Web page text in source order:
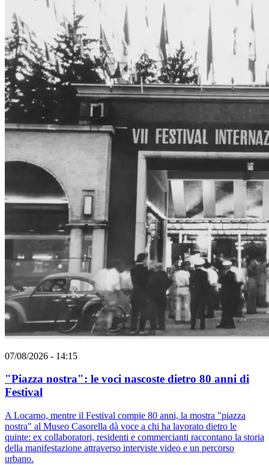
07/08/2026 - 14:15
"Piazza nostra": le voci nascoste dietro 80 anni di
Festival
A Locarno, mentre il Festival compie 80 anni, la mostra "piazza
nostra" al Museo Casorella dà voce a chi ha lavorato dietro le
quinte: ex collaboratori, residenti e commercianti raccontano la storia
della manifestazione attraverso interviste video e un percorso
urbano.